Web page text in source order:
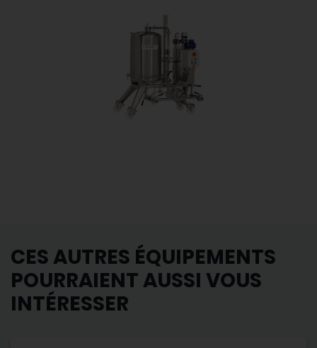
CES AUTRES ÉQUIPEMENTS
POURRAIENT AUSSI VOUS
INTÉRESSER